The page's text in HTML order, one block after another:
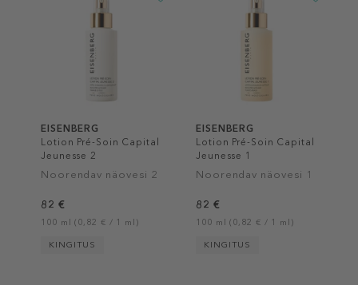
EISENBERG
Lotion Pré-Soin Capital
Jeunesse 2
Noorendav näovesi 2
82 €
100 ml (0,82 € / 1 ml)
KINGITUS
EISENBERG
Lotion Pré-Soin Capital
Jeunesse 1
Noorendav näovesi 1
82 €
100 ml (0,82 € / 1 ml)
KINGITUS